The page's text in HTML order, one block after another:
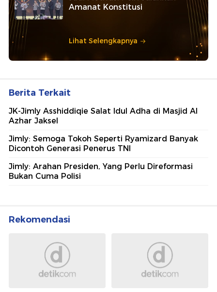
Amanat Konstitusi
Lihat Selengkapnya
Berita Terkait
JK-Jimly Asshiddiqie Salat Idul Adha di Masjid Al
Azhar Jaksel
Jimly: Semoga Tokoh Seperti Ryamizard Banyak
Dicontoh Generasi Penerus TNI
Jimly: Arahan Presiden, Yang Perlu Direformasi
Bukan Cuma Polisi
Rekomendasi